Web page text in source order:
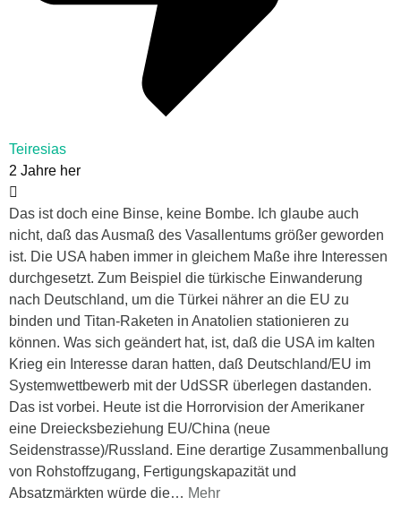
Teiresias
2 Jahre her
Das ist doch eine Binse, keine Bombe. Ich glaube auch
nicht, daß das Ausmaß des Vasallentums größer geworden
ist. Die USA haben immer in gleichem Maße ihre Interessen
durchgesetzt. Zum Beispiel die türkische Einwanderung
nach Deutschland, um die Türkei nährer an die EU zu
binden und Titan-Raketen in Anatolien stationieren zu
können. Was sich geändert hat, ist, daß die USA im kalten
Krieg ein Interesse daran hatten, daß Deutschland/EU im
Systemwettbewerb mit der UdSSR überlegen dastanden.
Das ist vorbei. Heute ist die Horrorvision der Amerikaner
eine Dreiecksbeziehung EU/China (neue
Seidenstrasse)/Russland. Eine derartige Zusammenballung
von Rohstoffzugang, Fertigungskapazität und
Absatzmärkten würde die… Mehr